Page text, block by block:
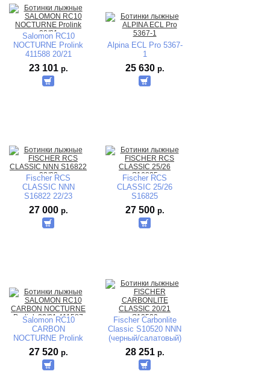
Salomon RC10
NOCTURNE Prolink
411588 20/21
23 101 р.
Alpina ECL Pro 5367-
1
25 630 р.
Fischer RCS
CLASSIC NNN
S16822 22/23
waterproof
27 000 р.
Fischer RCS
CLASSIC 25/26
S16825
27 500 р.
Salomon RC10
CARBON
NOCTURNE Prolink
20/21 411587
27 520 р.
Fischer Carbonlite
Classic S10520 NNN
(черный/салатовый)
2020-2021
28 251 р.